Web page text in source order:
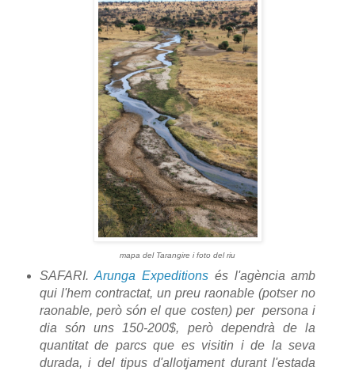
mapa del Tarangire i foto del riu
SAFARI.Arunga Expeditions és l'agència amb
qui l'hem contractat, un preu raonable (potser no
raonable, però són el que costen) per persona i
dia són uns 150-200$, però dependrà de la
quantitat de parcs que es visitin i de la seva
durada, i del tipus d'allotjament durant l'estada